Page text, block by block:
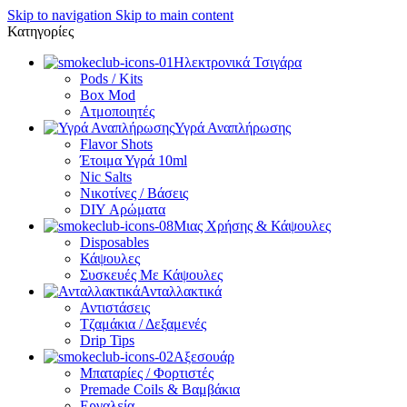
Skip to navigation Skip to main content
Κατηγορίες
Ηλεκτρονικά Τσιγάρα
Pods / Kits
Box Mod
Ατμοποιητές
Υγρά Αναπλήρωσης
Flavor Shots
Έτοιμα Υγρά 10ml
Nic Salts
Νικοτίνες / Βάσεις
DIY Αρώματα
Μιας Χρήσης & Κάψουλες
Disposables
Κάψουλες
Συσκευές Με Κάψουλες
Ανταλλακτικά
Αντιστάσεις
Τζαμάκια / Δεξαμενές
Drip Tips
Αξεσουάρ
Μπαταρίες / Φορτιστές
Premade Coils & Βαμβάκια